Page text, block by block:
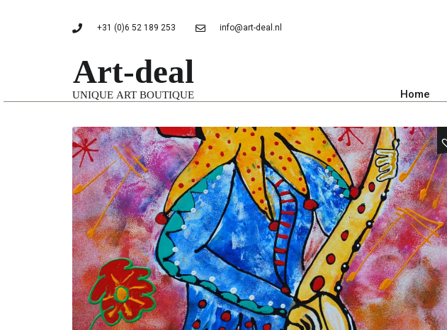
+31 (0)6 52 189 253 info@art-deal.nl
Home